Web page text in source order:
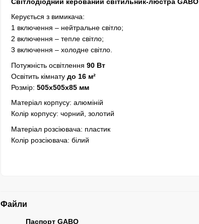
Керується з вимикача:
1 включення – нейтральне світло;
2 включення – тепле світло;
3 включення – холодне світло.
Потужність освітлення 90 Вт
Освітить кімнату до 16 м²
Розмір: 505x505x85 мм
Матеріал корпусу: алюміній
Колір корпусу: чорний, золотий
Матеріал розсіювача: пластик
Колір розсіювача: білий
Файли
Паспорт GABO